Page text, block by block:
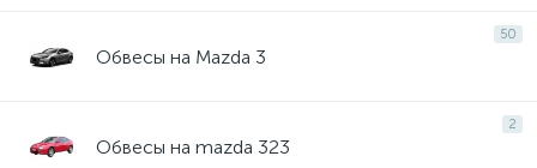
50
Обвесы на Mazda 3
2
Обвесы на mazda 323